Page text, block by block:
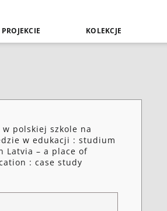
KOLEKCJE
w polskiej szkole na
w edukacji : studium
Latvia – a place of
: case study